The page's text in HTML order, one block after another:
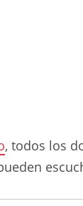
, todos los